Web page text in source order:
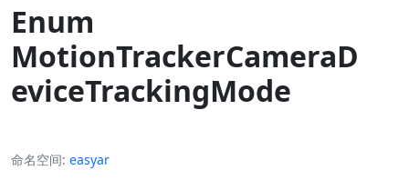
Enum
MotionTrackerCameraD
eviceTrackingMode
命名空间 easyar